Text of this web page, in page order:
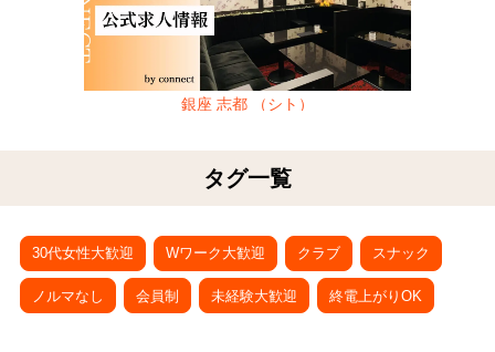
銀座 志都 （シト）
タグ一覧
30代女性大歓迎 Wワーク大歓迎 クラブ スナック
ノルマなし 会員制 未経験大歓迎 終電上がりOK